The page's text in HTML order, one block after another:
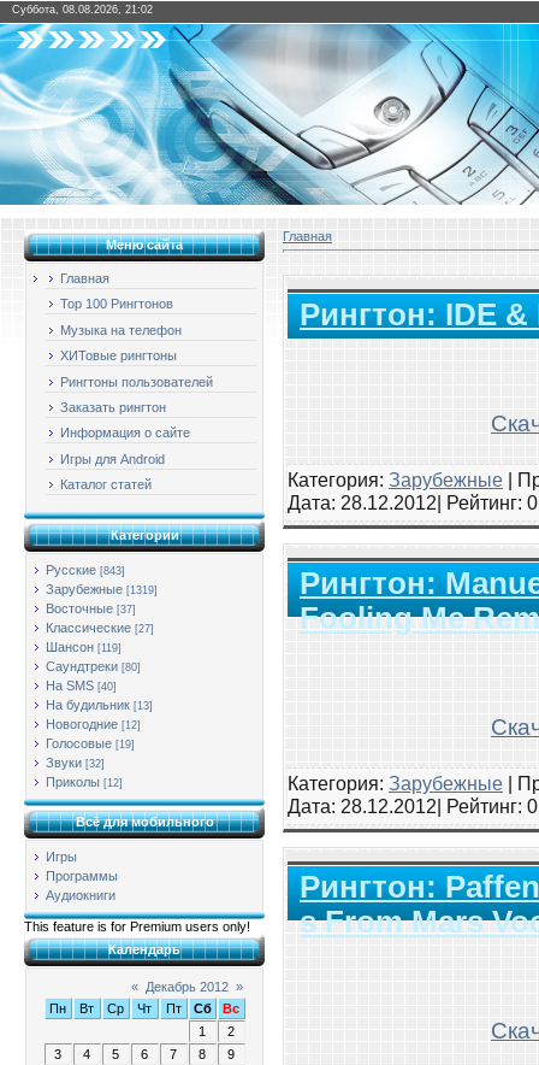
Суббота, 08.08.2026, 21:02
Меню сайта
Главная
Top 100 Рингтонов
Музыка на телефон
ХИТовые рингтоны
Рингтоны пользователей
Заказать рингтон
Информация о сайте
Игры для Android
Каталог статей
Категории
Русские [843]
Зарубежные [1319]
Восточные [37]
Классические [27]
Шансон [119]
Саундтреки [80]
На SMS [40]
На будильник [13]
Новогодние [12]
Голосовые [19]
Звуки [32]
Приколы [12]
Всё для мобильного
Игры
Программы
Аудиокниги
This feature is for Premium users only!
Календарь
« Декабрь 2012 »
Пн
Вт Ср Чт Пт Сб
Вс
1
2
3
4 5 6 7 8
9
Главная
Рингтон: IDE
Категория: Зарубежные |
Дата: 28.12.2012| Рейтинг:
Рингтон:
Fooling Me
Категория: Зарубежные |
Дата: 28.12.2012| Рейтинг:
Рингтон:
s From Mars